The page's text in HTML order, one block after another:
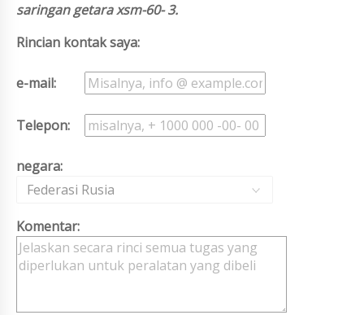
saringan getara xsm-60- 3.
Rincian kontak saya:
e-mail:
Telepon:
negara:
Federasi Rusia
Komentar: